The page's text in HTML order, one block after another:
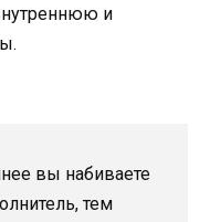
и
вы набиваете
тем